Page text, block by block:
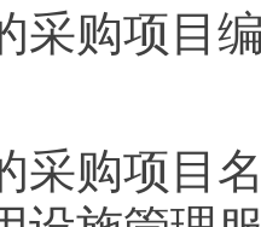
采购项目
采购项目